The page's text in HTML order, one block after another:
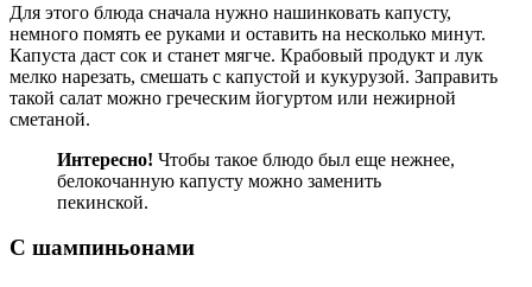
Для этого блюда сначала нужно нашинковать капусту,
немного помять ее руками и оставить на несколько минут.
Капуста даст сок и станет мягче. Крабовый продукт и лук
мелко нарезать, смешать с капустой и кукурузой. Заправить
такой салат можно греческим йогуртом или нежирной
сметаной.
Интересно! Чтобы такое блюдо был еще нежнее,
белокочанную капусту можно заменить
пекинской.
С шампиньонами